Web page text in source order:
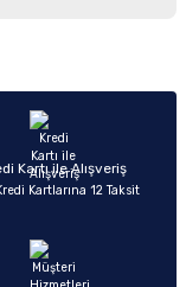
Kartı ile Alışveriş
Kartlarına 12 Taksit